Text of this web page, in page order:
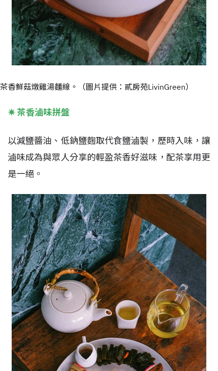
茶香鮮菇燉雞湯麵線。（圖片提供：貳房苑LivinGreen）
✷茶香滷味拼盤
以減鹽醬油、低鈉鹽麴取代食鹽滷製，歷時入味，讓
滷味成為與眾人分享的輕盈茶香好滋味，配茶享用更
是一絕。